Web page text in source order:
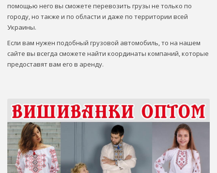
помощью него вы сможете перевозить грузы не только по
городу, но также и по области и даже по территории всей
Украины.
Если вам нужен подобный грузовой автомобиль, то на нашем
сайте вы всегда сможете найти координаты компаний, которые
предоставят вам его в аренду.